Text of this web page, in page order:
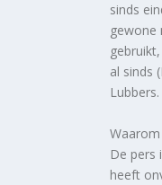
sinds
gewone
gebruikt,
al sinds
Lubbers.
De pers
heeft